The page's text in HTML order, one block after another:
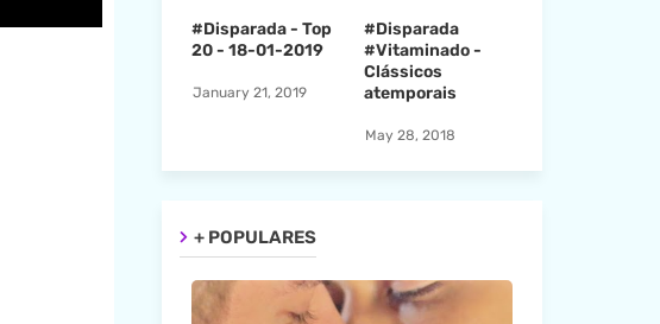
#Disparada - Top
20 - 18-01-2019
January 21, 2019
#Disparada
#Vitaminado -
Clássicos
atemporais
May 28, 2018
+ POPULARES